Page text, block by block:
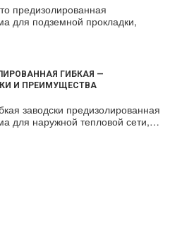
предизолированная
для подземной прокладки,
ГИБКАЯ —
И ПРЕИМУЩЕСТВА
заводски предизолированная
для наружной тепловой сети,…